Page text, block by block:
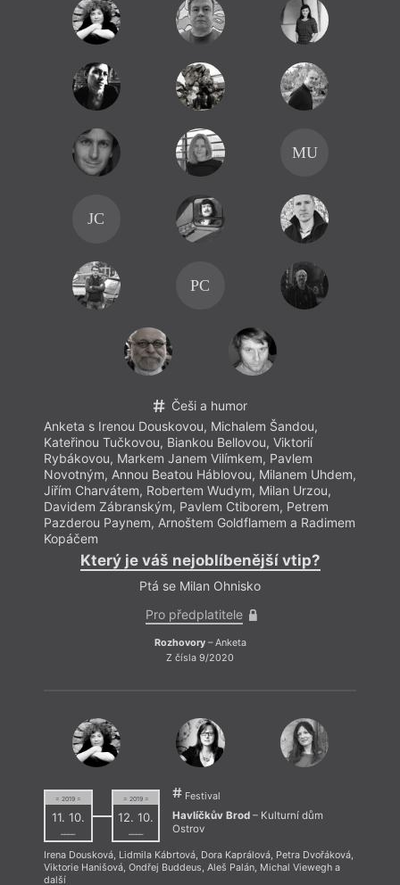
MU
JC
PC
Češi a humor
Anketa s Irenou Douskovou, Michalem Šandou,
Kateřinou Tučkovou, Biankou Bellovou, Viktorií
Rybákovou, Markem Janem Vilímkem, Pavlem
Novotným, Annou Beatou Háblovou, Milanem Uhdem,
Jiřím Charvátem, Robertem Wudym, Milan Urzou,
Davidem Zábranským, Pavlem Ctiborem, Petrem
Pazderou Paynem, Arnoštem Goldflamem a Radimem
Kopáčem
Který je váš nejoblíbenější vtip?
Ptá se Milan Ohnisko
Pro předplatitele
Rozhovory– Anketa
Z čísla 9/2020
= 2019 =
11. 10.
––––
= 2019 =
12. 10.
––––
Festival
Havlíčkův Brod – Kulturní dům
Ostrov
Irena Dousková, Lidmila Kábrtová, Dora Kaprálová, Petra Dvořáková,
Viktorie Hanišová,Ondřej Buddeus,Aleš Palán, Michal Viewegh a
další